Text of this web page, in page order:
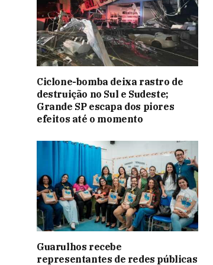
Ciclone-bomba deixa rastro de
destruição no Sul e Sudeste;
Grande SP escapa dos piores
efeitos até o momento
Guarulhos recebe
representantes de redes públicas